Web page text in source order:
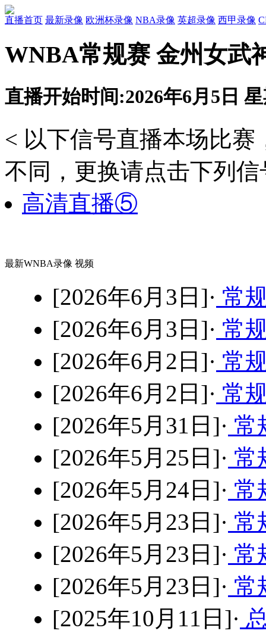
直播首页 最新录像 欧洲杯录像 NBA录像 英超录像 西甲录像
WNBA常规赛 金州女武
直播开始时间:2026年6月5日
< 以下信号直播本场比
不同，更换请点击下列信
高清直播⑤
最新WNBA录像 视频
[2026年6月3日]· 常
[2026年6月3日]· 常
[2026年6月2日]· 常
[2026年6月2日]· 常
[2026年5月31日]· 常
[2026年5月25日]· 常
[2026年5月24日]· 常
[2026年5月23日]· 常
[2026年5月23日]· 常
[2026年5月23日]· 常
[2025年10月11日]·